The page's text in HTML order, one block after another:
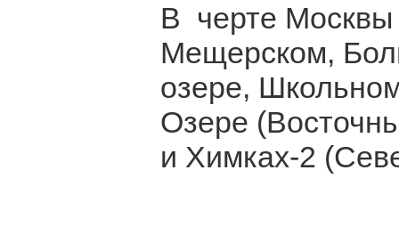
В черте Москвы
Мещерском,
озере,
Озере
и Химках-2